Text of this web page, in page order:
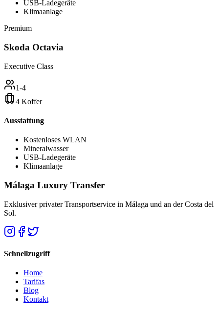
USB-Ladegeräte
Klimaanlage
Premium
Skoda Octavia
Executive Class
1-4
4 Koffer
Ausstattung
Kostenloses WLAN
Mineralwasser
USB-Ladegeräte
Klimaanlage
Málaga Luxury Transfer
Exklusiver privater Transportservice in Málaga und an der Costa del
Sol.
Schnellzugriff
Home
Tarifas
Blog
Kontakt